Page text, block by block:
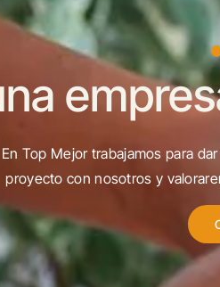
En Top Mejor trabajamos para
proyecto con nosotros y